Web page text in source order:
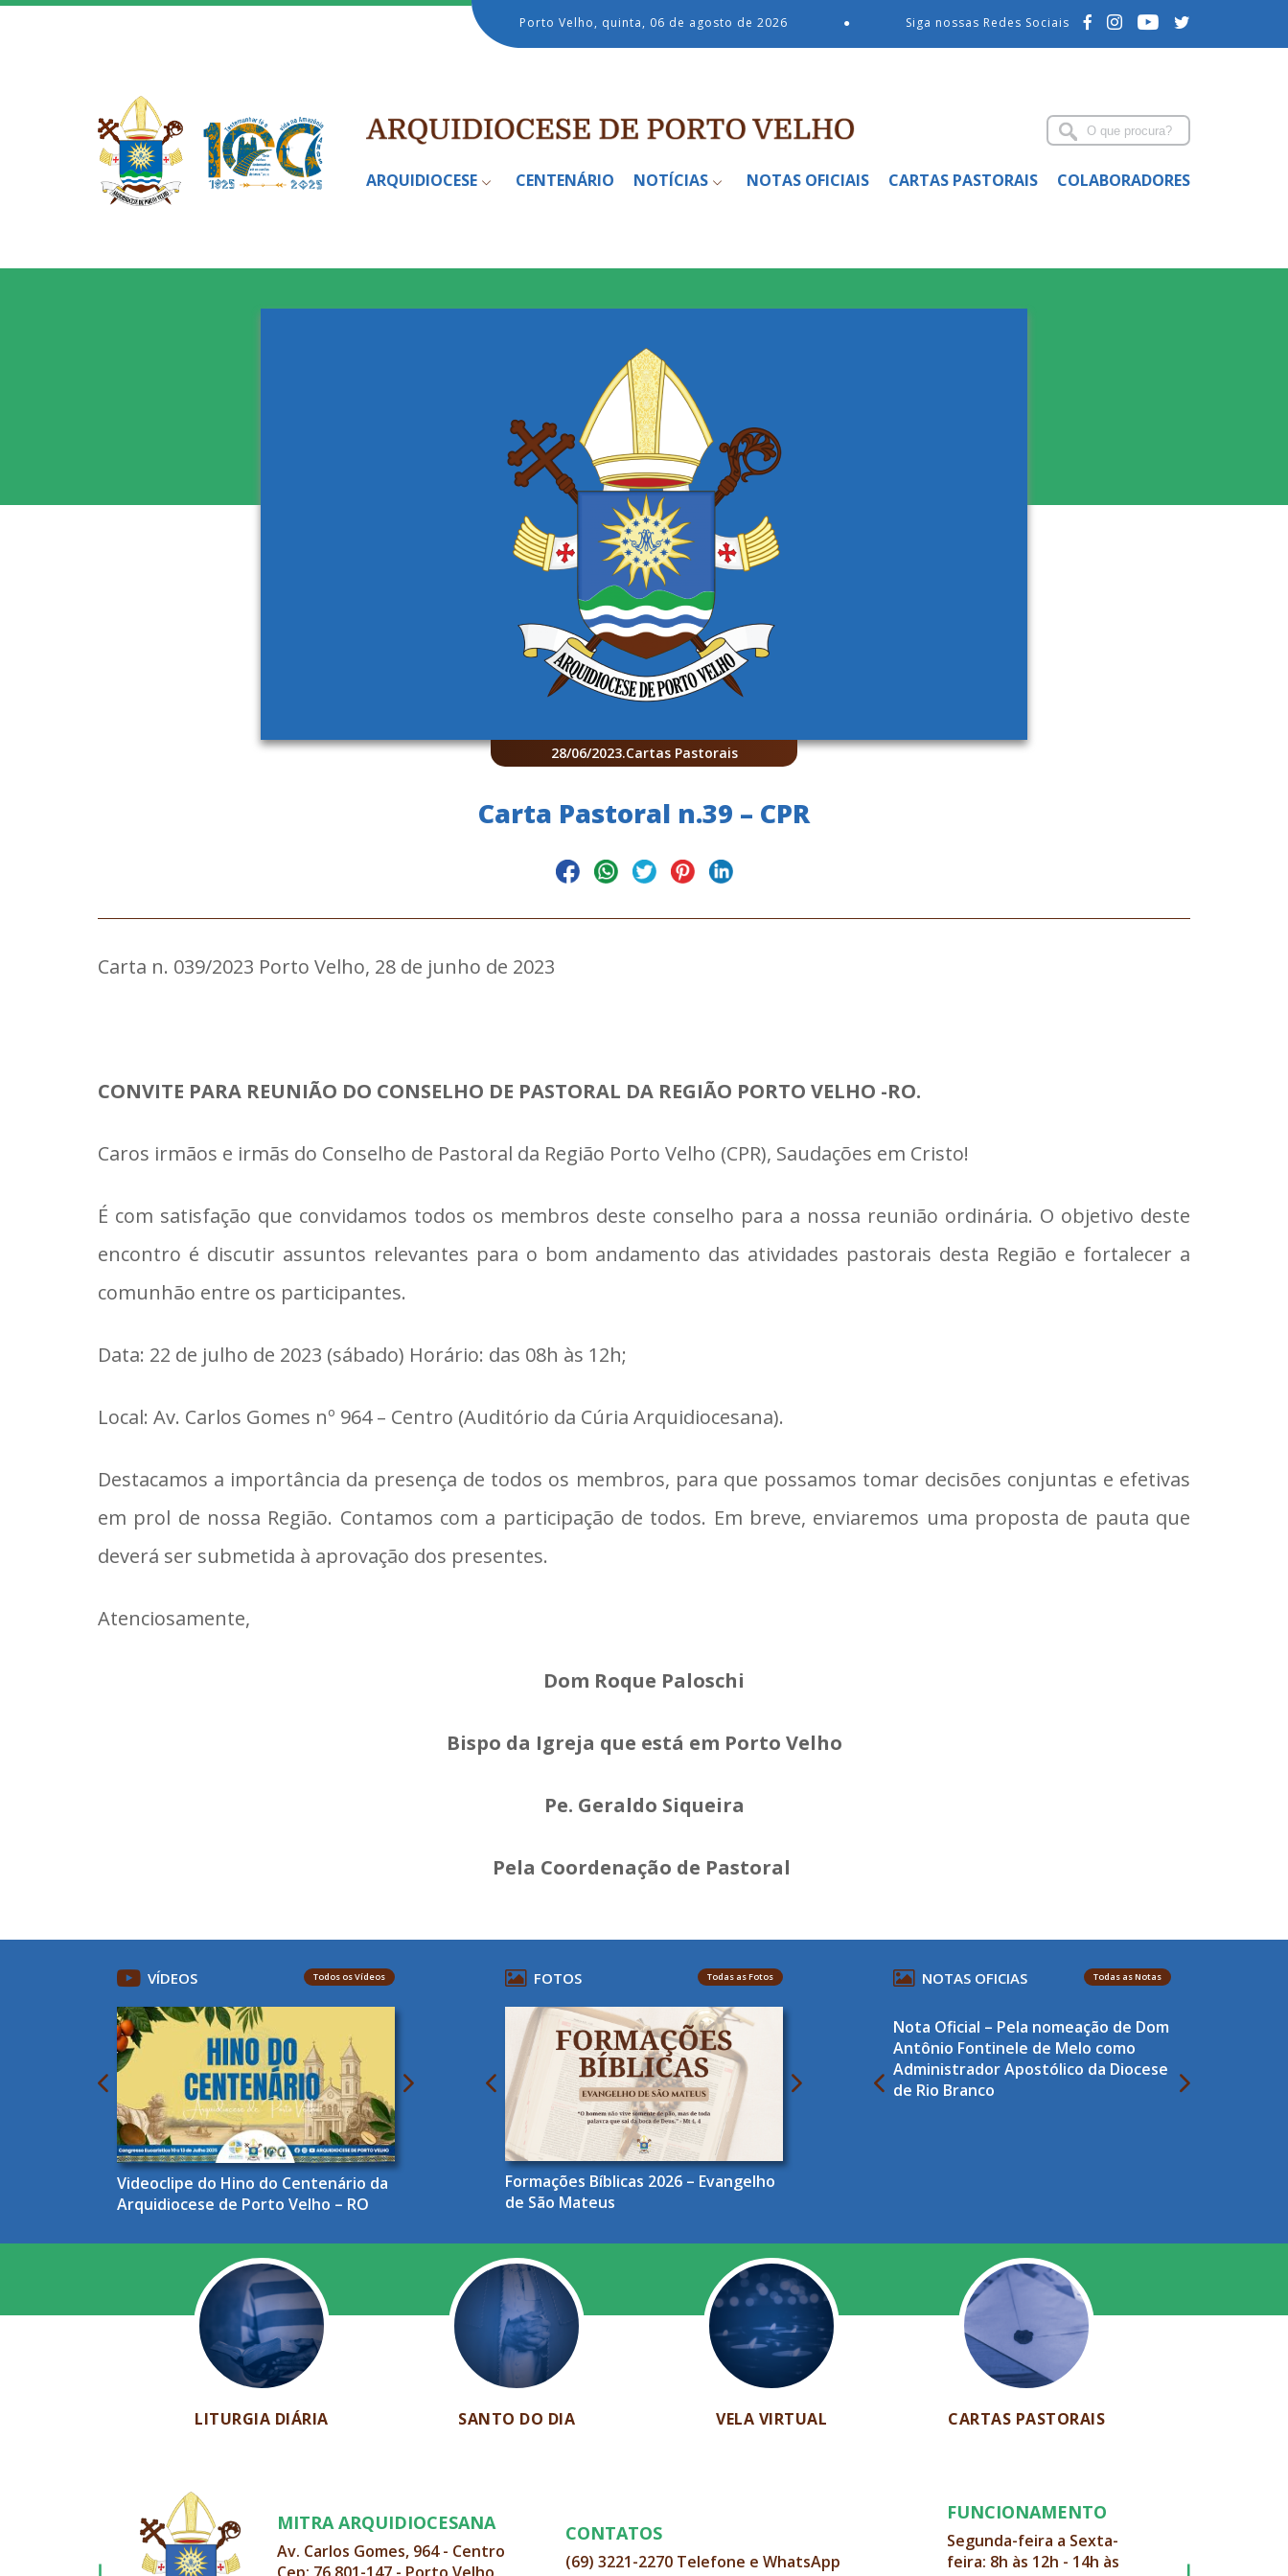
Porto Velho, quinta, 06 de agosto de 2026 ● Siga nossas Redes Sociais
ARQUIDIOCESE CENTENÁRIO NOTÍCIAS NOTAS OFICIAIS CARTAS PASTORAIS COLABORADORES
28/06/2023.Cartas Pastorais
Carta Pastoral n.39 – CPR
Carta n. 039/2023 Porto Velho, 28 de junho de 2023
CONVITE PARA REUNIÃO DO CONSELHO DE PASTORAL DA REGIÃO PORTO VELHO -RO.
Caros irmãos e irmãs do Conselho de Pastoral da Região Porto Velho (CPR), Saudações em Cristo!
É com satisfação que convidamos todos os membros deste conselho para a nossa reunião ordinária. O objetivo deste
encontro é discutir assuntos relevantes para o bom andamento das atividades pastorais desta Região e fortalecer a
comunhão entre os participantes.
Data: 22 de julho de 2023 (sábado) Horário: das 08h às 12h;
Local: Av. Carlos Gomes nº 964 – Centro (Auditório da Cúria Arquidiocesana).
Destacamos a importância da presença de todos os membros, para que possamos tomar decisões conjuntas e efetivas
em prol de nossa Região. Contamos com a participação de todos. Em breve, enviaremos uma proposta de pauta que
deverá ser submetida à aprovação dos presentes.
Atenciosamente,
Dom Roque Paloschi
Bispo da Igreja que está em Porto Velho
Pe. Geraldo Siqueira
Pela Coordenação de Pastoral
VÍDEOS Todos os Vídeos
Videoclipe do Hino do Centenário da
Arquidiocese de Porto Velho – RO
FOTOS Todas as Fotos
Formações Bíblicas 2026 – Evangelho
de São Mateus
NOTAS OFICIAS Todas as Notas
Nota Oficial – Pela nomeação de Dom
Antônio Fontinele de Melo como
Administrador Apostólico da Diocese
de Rio Branco
LITURGIA DIÁRIA SANTO DO DIA VELA VIRTUAL CARTAS PASTORAIS
MITRA ARQUIDIOCESANA
Av. Carlos Gomes, 964 - Centro
Cep: 76.801-147 - Porto Velho
CONTATOS
(69) 3221-2270 Telefone e WhatsApp
FUNCIONAMENTO
Segunda-feira a Sexta-
feira: 8h às 12h - 14h às